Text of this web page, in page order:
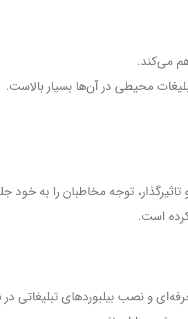
می‌کند.
محیطی در آن‌ها بسیار بالاست.
تاثیرگذار، توجه مخاطبان را به
است.
و نصب بیلبوردهای تبلیغاتی در